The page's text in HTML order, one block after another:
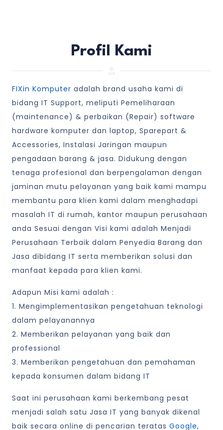
Profil Kami
FIXin Komputer adalah brand usaha kami di
bidang IT Support, meliputi Pemeliharaan
(maintenance) & perbaikan (Repair) software
hardware komputer dan laptop, Sparepart &
Accessories, Instalasi Jaringan maupun
pengadaan barang & jasa. Didukung dengan
tenaga profesional dan berpengalaman dengan
jaminan mutu pelayanan yang baik kami mampu
membantu para klien kami dalam menghadapi
masalah IT di rumah, kantor maupun perusahaan
anda Sesuai dengan Visi kami adalah Menjadi
Perusahaan Terbaik dalam Penyedia Barang dan
Jasa dibidang IT serta memberikan solusi dan
manfaat kepada para klien kami.
Adapun Misi kami adalah :
1. Mengimplementasikan pengetahuan teknologi
dalam pelayanannya
2. Memberikan pelayanan yang baik dan
professional
3. Memberikan pengetahuan dan pemahaman
kepada konsumen dalam bidang IT
Saat ini perusahaan kami berkembang pesat
menjadi salah satu Jasa IT yang banyak dikenal
baik secara online di pencarian teratas Google,